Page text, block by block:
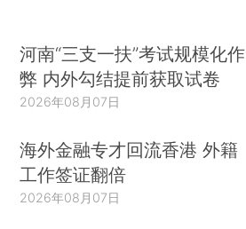
河南“三支一扶”考试规模化作
弊 内外勾结提前获取试卷
2026年08月07日
海外金融专才回流香港 外籍
工作签证翻倍
2026年08月07日